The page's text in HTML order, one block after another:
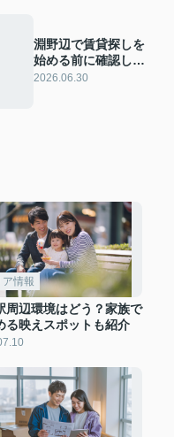
淵野辺で賃貸探しを
始める前に確認した
い！家賃相場と失敗
2026.06.30
ア情報
周辺環境はどう？家族で
る映えスポットも紹介